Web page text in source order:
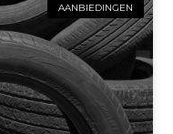
AANBIEDINGEN